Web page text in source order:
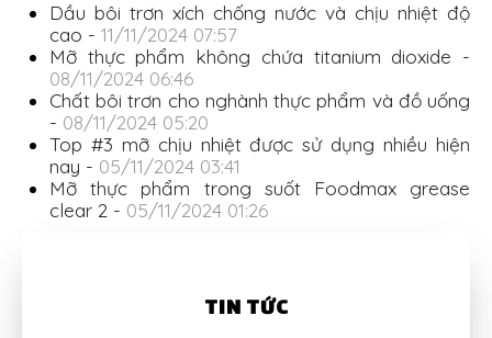
Dầu bôi trơn xích chống nước và chịu nhiệt độ
cao - 11/11/2024 07:57
Mỡ thực phẩm không chứa titanium dioxide -
08/11/2024 06:46
Chất bôi trơn cho nghành thực phẩm và đồ uống
- 08/11/2024 05:20
Top #3 mỡ chịu nhiệt được sử dụng nhiều hiện
nay - 05/11/2024 03:41
Mỡ thực phẩm trong suốt Foodmax grease
clear 2 - 05/11/2024 01:26
TIN TỨC